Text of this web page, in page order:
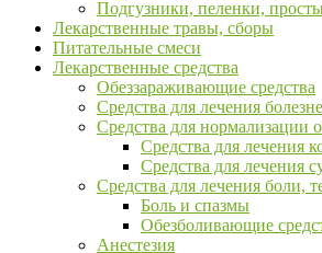
Подгузники, пеленки,
Лекарственные травы, сборы
Питательные смеси
Лекарственные средства
Обеззараживающие средства
Средства для лечения
Средства для нормализации
Средства для лечения
Средства для лечения
Средства для лечения боли,
Боль и спазмы
Обезболивающие
Анестезия